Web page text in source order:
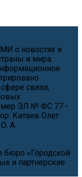
о новостях и
и мира.
связи,
ЭЛ № ФС 77 -
Китаев Олег
А.
«Городской
и партнерские